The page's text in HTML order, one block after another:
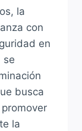
la
con
en
se
busca
la